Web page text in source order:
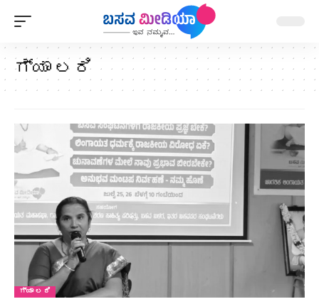
ಗ್ಯಾ ಲರಿ
ಗ್ಯಾ ಲರಿ